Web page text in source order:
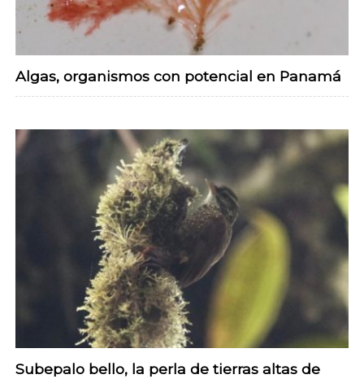
Algas, organismos con potencial en Panamá
Subepalo bello, la perla de tierras altas de